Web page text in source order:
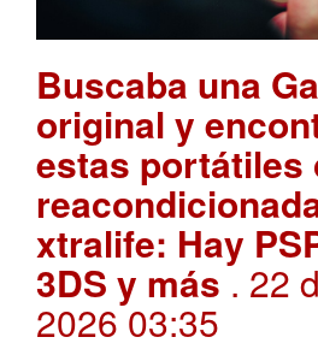
Buscaba una
original y
estas portátiles
xtralife: Hay
3DS y más. 22
2026 03:35